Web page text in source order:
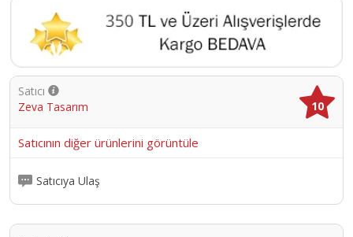
Satıcı
Zeva Tasarım
10
Satıcının diğer ürünlerini görüntüle
Satıcıya Ulaş